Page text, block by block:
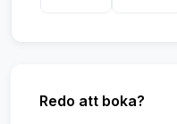
Redo att boka?